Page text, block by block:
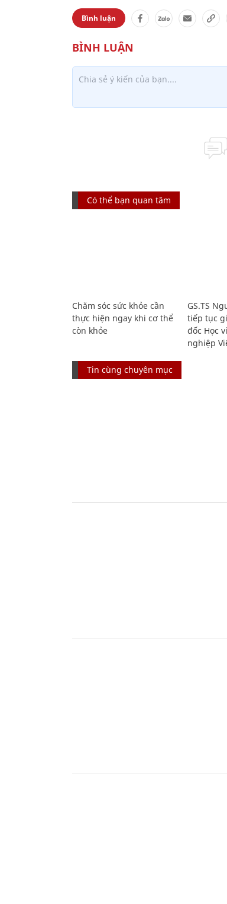
Bình luận
Có thể bạn quan tâm
Chăm sóc sức khỏe cần
thực hiện ngay khi cơ thể
còn khỏe
GS.TS
tiếp tục
đốc Học
nghiệp
Tin cùng chuyên mục